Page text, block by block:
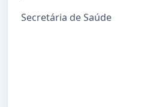
Secretária de Saúde